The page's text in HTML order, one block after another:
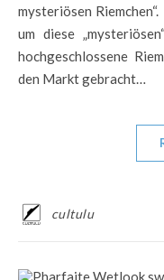
mysteriösen
um diese
hochgeschlossene
den Markt gebracht…
cultulu